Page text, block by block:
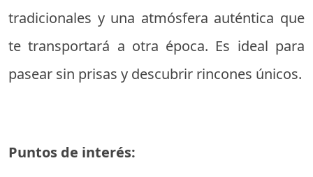
tradicionales y una atmósfera auténtica que
te transportará a otra época. Es ideal para
pasear sin prisas y descubrir rincones únicos.
Puntos de interés: